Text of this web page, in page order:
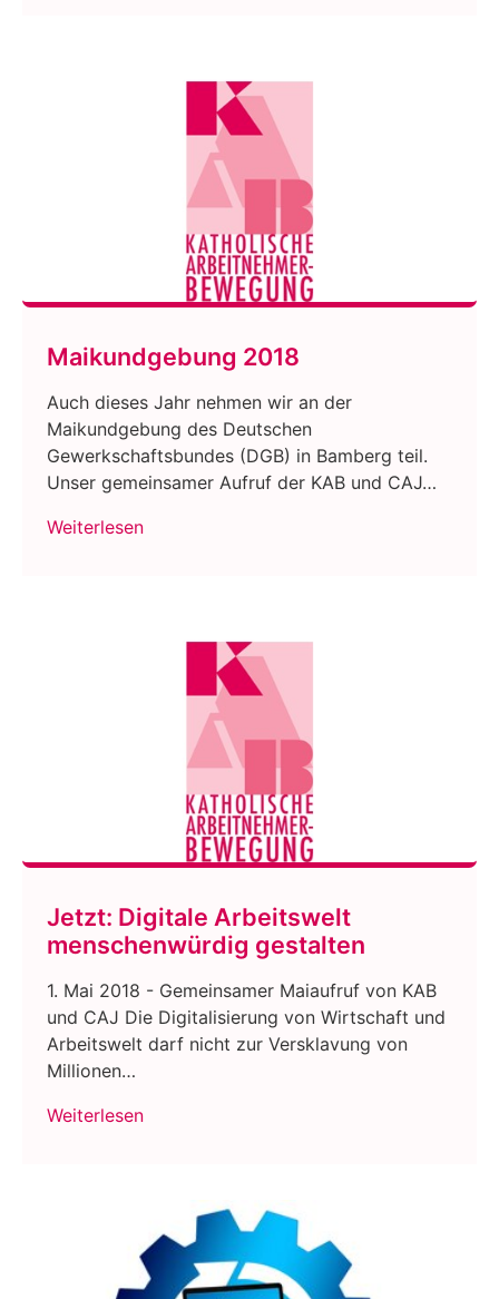
Maikundgebung 2018
Auch dieses Jahr nehmen wir an der
Maikundgebung des Deutschen
Gewerkschaftsbundes (DGB) in Bamberg teil.
Unser gemeinsamer Aufruf der KAB und CAJ…
Weiterlesen
Jetzt: Digitale Arbeitswelt
menschenwürdig gestalten
1. Mai 2018 - Gemeinsamer Maiaufruf von KAB
und CAJ Die Digitalisierung von Wirtschaft und
Arbeitswelt darf nicht zur Versklavung von
Millionen…
Weiterlesen